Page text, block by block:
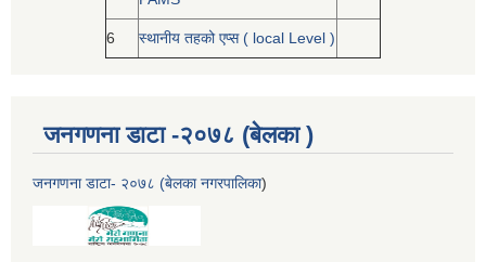
6 स्थानीय तहको एप्स ( local Level )
जनगणना डाटा -२०७८ (बेलका )
जनगणना डाटा- २०७८ (बेलका नगरपालिका)